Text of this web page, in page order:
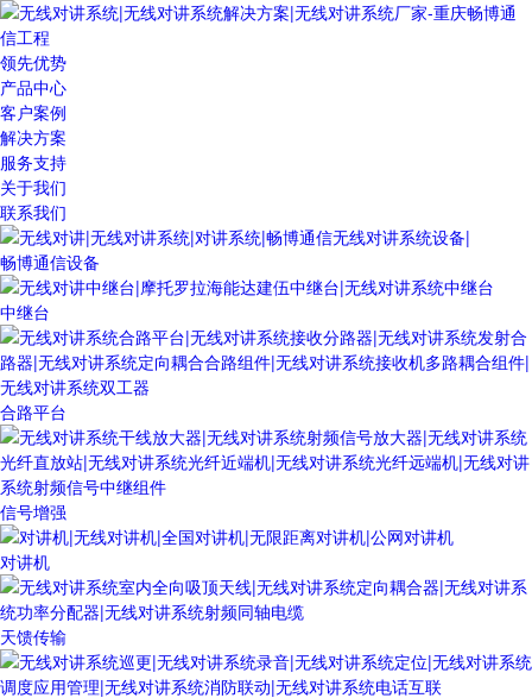
领先优势
产品中心
客户案例
解决方案
服务支持
关于我们
联系我们
畅博通信设备
中继台
合路平台
信号增强
对讲机
天馈传输